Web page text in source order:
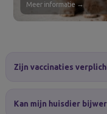
Meer informatie →
Zijn vaccinaties
Kan mijn huisdier